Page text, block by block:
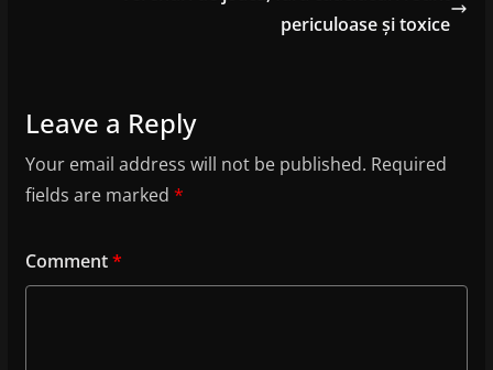
periculoase și toxice
Leave a Reply
Your email address will not be published. Required
fields are marked *
Comment*